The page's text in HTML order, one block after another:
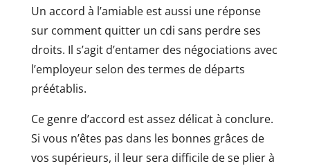
Un accord à l’amiable est aussi une réponse
sur comment quitter un cdi sans perdre ses
droits. Il s’agit d’entamer des négociations avec
l’employeur selon des termes de départs
préétablis.
Ce genre d’accord est assez délicat à conclure.
Si vous n’êtes pas dans les bonnes grâces de
vos supérieurs, il leur sera difficile de se plier à